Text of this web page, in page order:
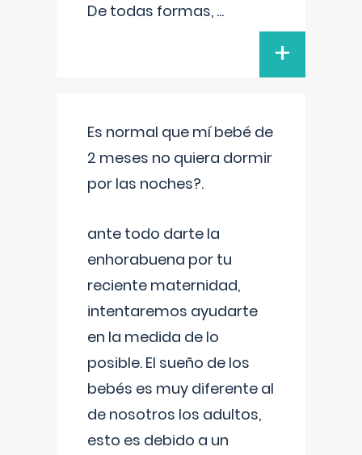
De todas formas, ...
+
Es normal que mí bebé de
2 meses no quiera dormir
por las noches?.
ante todo darte la
enhorabuena por tu
reciente maternidad,
intentaremos ayudarte
en la medida de lo
posible. El sueño de los
bebés es muy diferente al
de nosotros los adultos,
esto es debido a un